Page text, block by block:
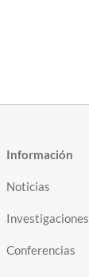
Información
Noticias
Investigaciones
Conferencias